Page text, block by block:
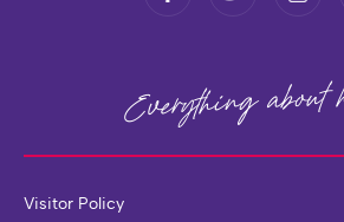
Everything about
Visitor Policy